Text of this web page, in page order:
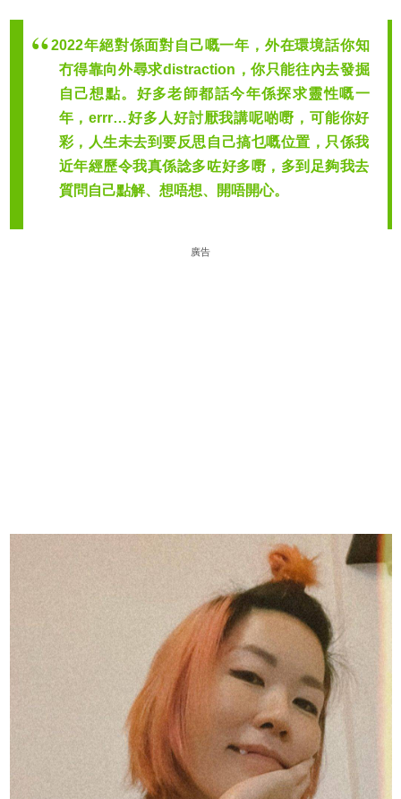
2022年絕對係面對自己嘅一年，外在環境話你知
冇得靠向外尋求distraction，你只能往內去發掘
自己想點。好多老師都話今年係探求靈性嘅一
年，errr…好多人好討厭我講呢啲嘢，可能你好
彩，人生未去到要反思自己搞乜嘅位置，只係我
近年經歷令我真係諗多咗好多嘢，多到足夠我去
質問自己點解、想唔想、開唔開心。
廣告